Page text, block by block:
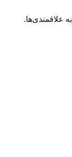
به علاقمندی‌ها.